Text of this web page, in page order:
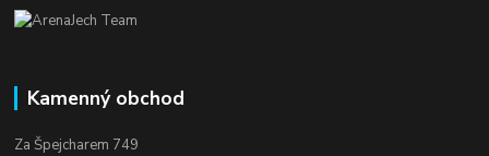
Kamenný obchod
Za Špejcharem 749